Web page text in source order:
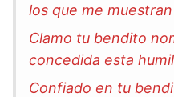
los que me
Clamo tu bendito
concedida esta
Confiado en tu